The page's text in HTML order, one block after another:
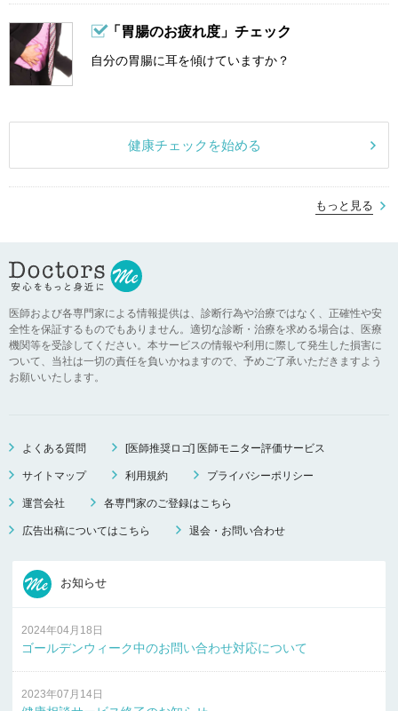
「胃腸のお疲れ度」チェック
自分の胃腸に耳を傾けていますか？
健康チェックを始める
もっと見る
医師および各専門家による情報提供は、診断行為や治療ではなく、正確性や安
全性を保証するものでもありません。適切な診断・治療を求める場合は、医療
機関等を受診してください。本サービスの情報や利用に際して発生した損害に
ついて、当社は一切の責任を負いかねますので、予めご了承いただきますよう
お願いいたします。
よくある質問 [医師推奨ロゴ] 医師モニター評価サービス
サイトマップ 利用規約 プライバシーポリシー
運営会社 各専門家のご登録はこちら
広告出稿についてはこちら 退会・お問い合わせ
お知らせ
2024年04月18日
ゴールデンウィーク中のお問い合わせ対応について
2023年07月14日